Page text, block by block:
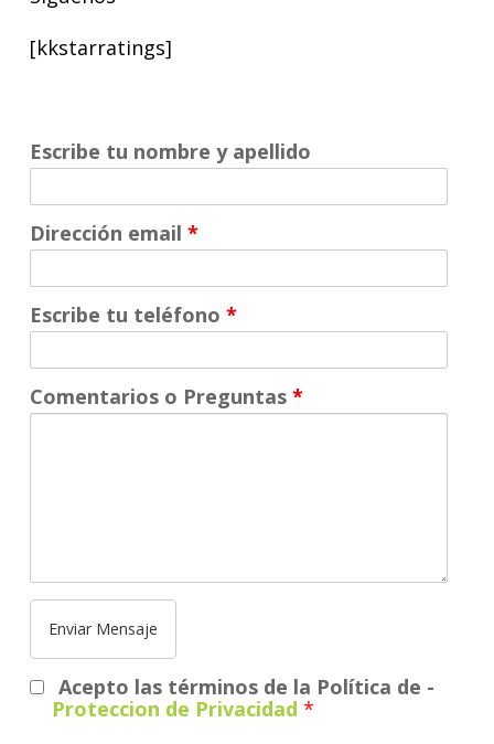
[kkstarratings]
Escribe tu nombre y apellido
Dirección email *
Escribe tu teléfono *
Comentarios o Preguntas *
Acepto las términos de la Política de -
Proteccion de Privacidad *